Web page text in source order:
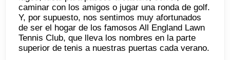
caminar con los amigos o jugar una ronda de golf.
Y, por supuesto, nos sentimos muy afortunados
de ser el hogar de los famosos All England Lawn
Tennis Club, que lleva los nombres en la parte
superior de tenis a nuestras puertas cada verano.